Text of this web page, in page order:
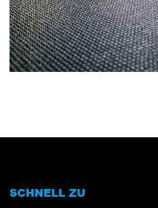
SCHNELL ZU